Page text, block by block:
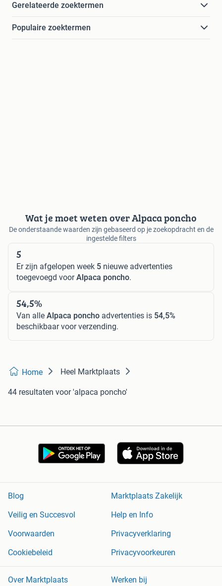
Gerelateerde zoektermen
Populaire zoektermen
Wat je moet weten over Alpaca poncho
De onderstaande waarden zijn gebaseerd op je zoekopdracht en de
ingestelde filters
5
Er zijn afgelopen week 5 nieuwe advertenties
toegevoegd voorAlpaca poncho.
54,5%
Van alle Alpaca poncho advertenties is 54,5%
beschikbaar voor verzending.
Home Heel Marktplaats
44 resultaten voor 'alpaca poncho'
Blog
Marktplaats Zakelijk
Veilig en Succesvol
Help en Info
Voorwaarden
Privacyverklaring
Cookiebeleid
Privacyvoorkeuren
Over Marktplaats Werken bij